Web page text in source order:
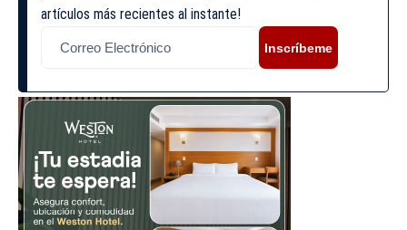
artículos más recientes al instante!
Inscríbeme